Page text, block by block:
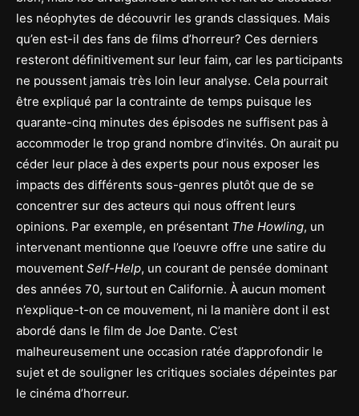
les néophytes de découvrir les grands classiques. Mais
qu’en est-il des fans de films d’horreur? Ces derniers
resteront définitivement sur leur faim, car les participants
ne poussent jamais très loin leur analyse. Cela pourrait
être expliqué par la contrainte de temps puisque les
quarante-cinq minutes des épisodes ne suffisent pas à
accommoder le trop grand nombre d’invités. On aurait pu
céder leur place à des experts pour nous exposer les
impacts des différents sous-genres plutôt que de se
concentrer sur des acteurs qui nous offrent leurs
opinions. Par exemple, en présentant The Howling, un
intervenant mentionne que l’oeuvre offre une satire du
mouvement Self-Help, un courant de pensée dominant
des années 70, surtout en Californie. À aucun moment
n’explique-t-on ce mouvement, ni la manière dont il est
abordé dans le film de Joe Dante. C’est
malheureusement une occasion ratée d’approfondir le
sujet et de souligner les critiques sociales dépeintes par
le cinéma d’horreur.